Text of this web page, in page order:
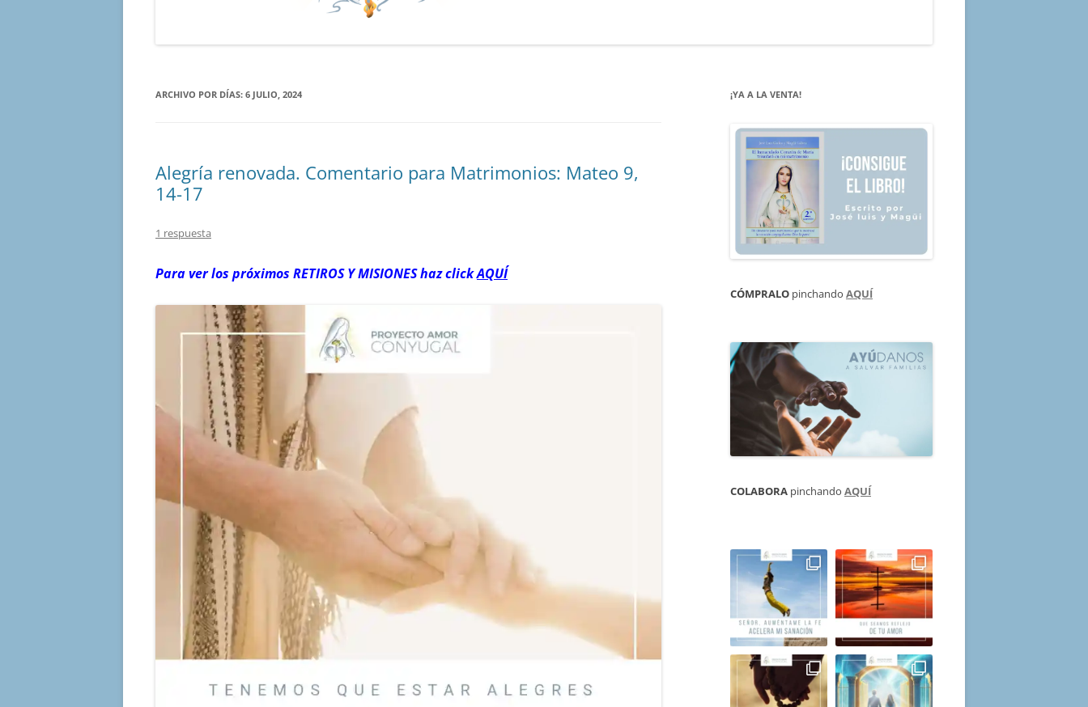
ARCHIVO POR DÍAS: 6 JULIO, 2024
Alegría renovada. Comentario para Matrimonios: Mateo 9,
14-17
1 respuesta
Para ver los próximos RETIROSY MISIONES haz clickAQUÍ
¡YA A LA VENTA!
CÓMPRALO pinchando AQUÍ
COLABORA pinchando AQUÍ